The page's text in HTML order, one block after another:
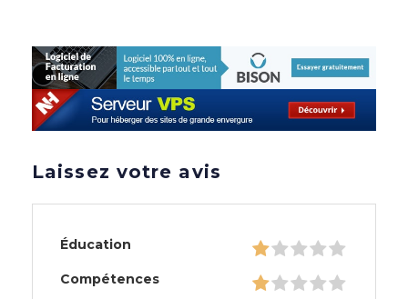
Laissez votre avis
Éducation
Compétences